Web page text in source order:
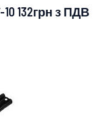
132грн з ПДВ